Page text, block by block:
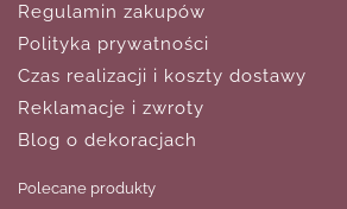
Regulamin zakupów
Polityka prywatności
Czas realizacji i koszty dostawy
Reklamacje i zwroty
Blog o dekoracjach
Polecane produkty